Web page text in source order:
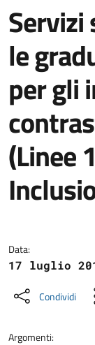
le
per gli
(Linee
Data:
17 luglio
Condividi
Argomenti: